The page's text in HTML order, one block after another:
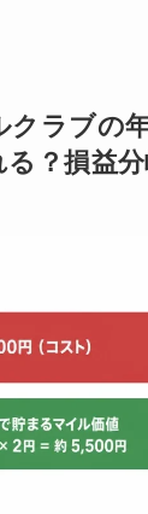
クラブの
る？損益